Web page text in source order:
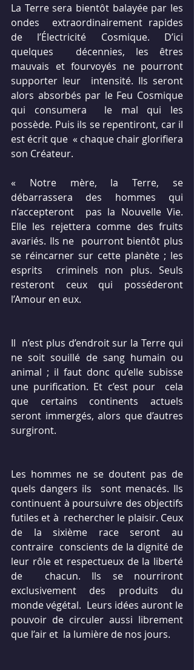
La Terre sera bientôt balayée par les
ondes  extraordinairement rapides
de l’Électricité Cosmique. D’ici
quelques  décennies, les êtres
mauvais et fourvoyés ne pourront
supporter leur  intensité. Ils seront
alors absorbés par le Feu Cosmique
qui consumera  le mal qui les
possède. Puis ils se repentiront, car il
est écrit que  « chaque chair glorifiera
son Créateur.
« Notre mère, la Terre, se
débarrassera des hommes qui
n’accepteront  pas la Nouvelle Vie.
Elle les rejettera comme des fruits
avariés. Ils ne  pourront bientôt plus
se réincarner sur cette planète ; les
esprits  criminels non plus. Seuls
resteront ceux qui posséderont
l’Amour en eux.
Il  n’est plus d’endroit sur la Terre qui
ne soit souillé de sang humain ou
animal ; il faut donc qu’elle subisse
une purification. Et c’est pour  cela
que certains continents actuels
seront immergés, alors que d’autres
surgiront.
Les hommes ne se doutent pas de
quels dangers ils  sont menacés. Ils
continuent à poursuivre des objectifs
futiles et à  rechercher le plaisir. Ceux
de la sixième race seront au
contraire  conscients de la dignité de
leur rôle et respectueux de la liberté
de  chacun. Ils se nourriront
exclusivement des produits du
monde végétal.  Leurs idées auront le
pouvoir de circuler aussi librement
que l’air et  la lumière de nos jours.